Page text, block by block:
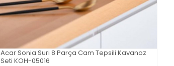
Acar Sonia Suri 8 Parça Cam Tepsili Kavanoz
Seti KOH-05016